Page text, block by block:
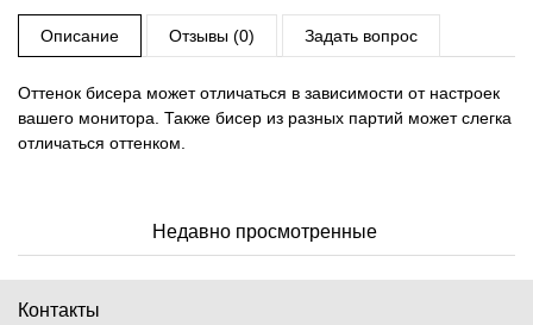
Описание Отзывы (0) Задать вопрос
Оттенок бисера может отличаться в зависимости от настроек
вашего монитора. Также бисер из разных партий может слегка
отличаться оттенком.
Недавно просмотренные
Контакты